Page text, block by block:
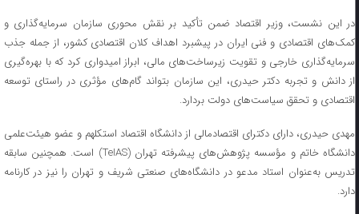
در این نشست، وزیر اقتصاد ضمن تأکید بر نقش محوری سازمان سرمایه‌گذاری و
کمک‌های اقتصادی و فنی ایران در پیشبرد اهداف کلان اقتصادی کشور، از جمله جذب
سرمایه‌گذاری خارجی و تقویت زیرساخت‌های مالی، ابراز امیدواری کرد که با بهره‌گیری
از دانش و تجربه دکتر حیدری، این سازمان بتواند گام‌های مؤثری در راستای توسعه
اقتصادی و تحقق سیاست‌های دولت بردارد.
مهدی حیدری، دارای دکترای اقتصادمالی از دانشگاه اقتصاد استکلهم و عضو هیئت‌علمی
دانشگاه خاتم و مؤسسه پژوهش‌های پیشرفته تهران (TeIAS) است. همچنین سابقه
تدریس به‌عنوان استاد مدعو در دانشگاه‌های صنعتی شریف و تهران را نیز در کارنامه
دارد.